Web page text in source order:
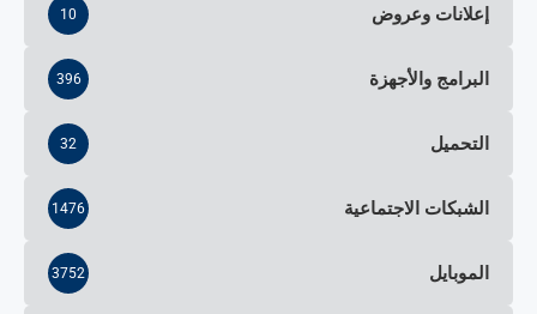
إعلانات وعروض 10
البرامج والأجهزة 396
التحميل 32
الشبكات الاجتماعية 1476
الموبايل 3752